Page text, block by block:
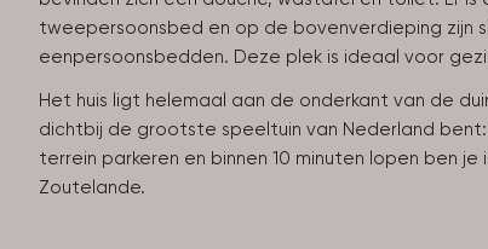
tweepersoonsbed en op de bovenverdieping zijn
eenpersoonsbedden. Deze plek is ideaal voor
Het huis ligt helemaal aan de onderkant van de
dichtbij de grootste speeltuin van Nederland
terrein parkeren en binnen 10 minuten lopen ben
Zoutelande.